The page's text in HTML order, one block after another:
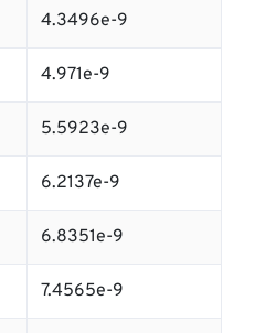
4.3496e-9
4.971e-9
5.5923e-9
6.2137e-9
6.8351e-9
7.4565e-9